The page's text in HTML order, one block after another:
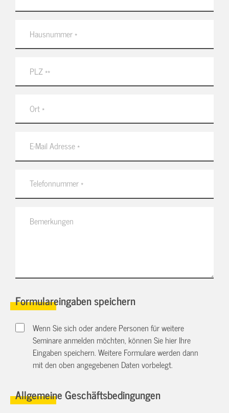
Formulareingaben speichern
Wenn Sie sich oder andere Personen für weitere
Seminare anmelden möchten, können Sie hier Ihre
Eingaben speichern. Weitere Formulare werden dann
mit den oben angegebenen Daten vorbelegt.
Allgemeine Geschäftsbedingungen